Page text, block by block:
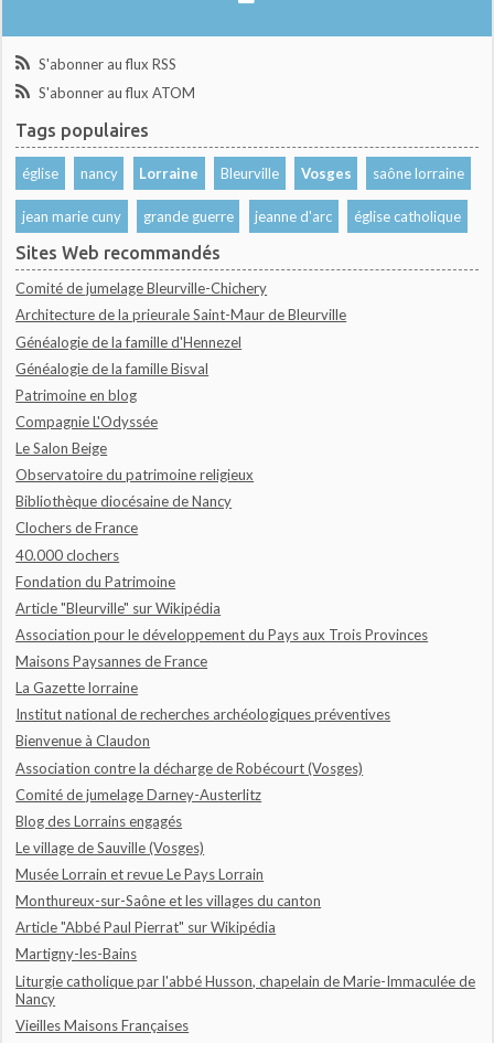
S'abonner au flux RSS
S'abonner au flux ATOM
Tags populaires
église nancy Lorraine Bleurville Vosges saône lorraine
jean marie cuny grande guerre jeanne d'arc église catholique
Sites Web recommandés
Comité de jumelage Bleurville-Chichery
Architecture de la prieurale Saint-Maur de Bleurville
Généalogie de la famille d'Hennezel
Généalogie de la famille Bisval
Patrimoine en blog
Compagnie L'Odyssée
Le Salon Beige
Observatoire du patrimoine religieux
Bibliothèque diocésaine de Nancy
Clochers de France
40.000 clochers
Fondation du Patrimoine
Article "Bleurville" sur Wikipédia
Association pour le développement du Pays aux Trois Provinces
Maisons Paysannes de France
La Gazette lorraine
Institut national de recherches archéologiques préventives
Bienvenue à Claudon
Association contre la décharge de Robécourt (Vosges)
Comité de jumelage Darney-Austerlitz
Blog des Lorrains engagés
Le village de Sauville (Vosges)
Musée Lorrain et revue Le Pays Lorrain
Monthureux-sur-Saône et les villages du canton
Article "Abbé Paul Pierrat" sur Wikipédia
Martigny-les-Bains
Liturgie catholique par l'abbé Husson, chapelain de Marie-Immaculée de
Nancy
Vieilles Maisons Françaises